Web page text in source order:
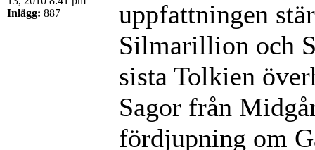
Inlägg: 887
uppfattningen
Silmarillion och
sista Tolkien
Sagor från
fördjupning om